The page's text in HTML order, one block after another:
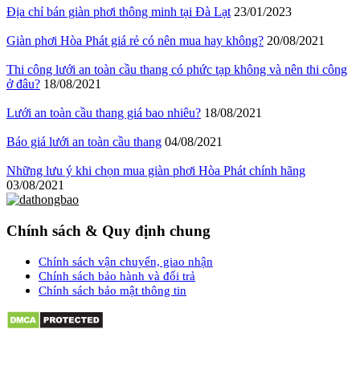
Địa chỉ bán giàn phơi thông minh tại Đà Lạt 23/01/2023
Giàn phơi Hòa Phát giá rẻ có nên mua hay không? 20/08/2021
Thi công lưới an toàn cầu thang có phức tạp không và nên thi công
ở đâu? 18/08/2021
Lưới an toàn cầu thang giá bao nhiêu? 18/08/2021
Báo giá lưới an toàn cầu thang 04/08/2021
Những lưu ý khi chọn mua giàn phơi Hòa Phát chính hãng
03/08/2021
Chính sách & Quy định chung
Chính sách vận chuyển, giao nhận
Chính sách bảo hành và đổi trả
Chính sách bảo mật thông tin